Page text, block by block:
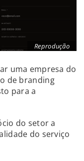
Reprodução
uma empresa do
de branding
para a
do setor a
do serviço